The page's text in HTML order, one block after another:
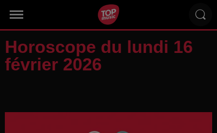
Horoscope du lundi 16
février 2026